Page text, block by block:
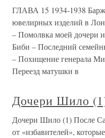
ГЛАВА 15 1934-1938
ювелирных изделий в
– Помолвка моей дочери
Биби – Последний
– Похищение генерала
Переезд матушки в
Дочери Шило
Дочери Шило (1) После
от «избавителей»,